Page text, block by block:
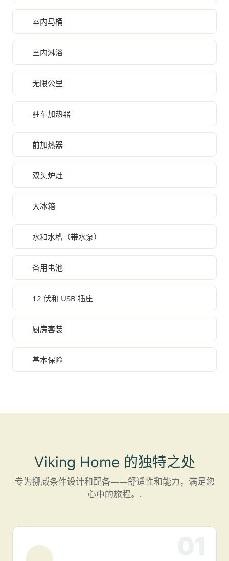
室内马桶
室内淋浴
无限公里
驻车加热器
前加热器
双头炉灶
大冰箱
水和水槽（带水泵）
备用电池
12 伏和 USB 插座
厨房套装
基本保险
Viking Home 的独特之处
专为挪威条件设计和配备——舒适性和能力，满足您
心中的旅程。.